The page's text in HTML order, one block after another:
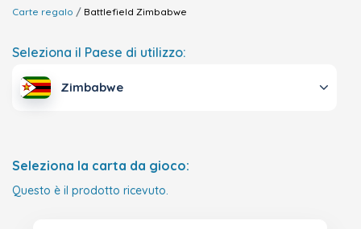
Carte regalo Battlefield Zimbabwe
Seleziona il Paese di utilizzo:
Zimbabwe
Seleziona la carta da gioco:
Questo è il prodotto ricevuto.